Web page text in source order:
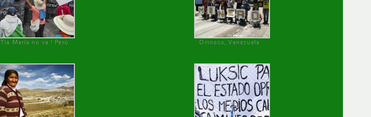
Tía María no va ! Perú Orinoco, Venezuela